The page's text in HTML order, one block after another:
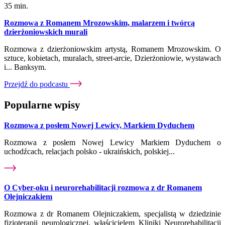
35 min.
Rozmowa z Romanem Mrozowskim, malarzem i twórcą
dzierżoniowskich murali
Rozmowa z dzierżoniowskim artystą, Romanem Mrozowskim. O
sztuce, kobietach, muralach, street-arcie, Dzierżoniowie, wystawach
i... Banksym.
Przejdź do podcastu
Popularne wpisy
Rozmowa z posłem Nowej Lewicy, Markiem Dyduchem
Rozmowa z posłem Nowej Lewicy Markiem Dyduchem o
uchodźcach, relacjach polsko - ukraińskich, polskiej...
O Cyber-oku i neurorehabilitacji rozmowa z dr Romanem
Olejniczakiem
Rozmowa z dr Romanem Olejniczakiem, specjalistą w dziedzinie
fizjoterapii neurologicznej, właścicielem Kliniki Neurorehabilitacji